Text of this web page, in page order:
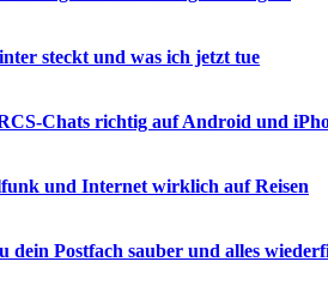
steckt und was ich jetzt tue
Chats richtig auf Android und
und Internet wirklich auf Reisen
Postfach sauber und alles